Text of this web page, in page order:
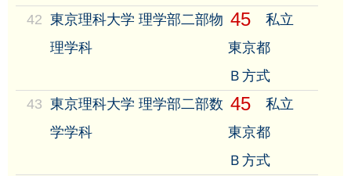
42 東京理科大学 理学部二部物
理学科
45
私立
東京都
Ｂ方式
43 東京理科大学 理学部二部数
学学科
45
私立
東京都
Ｂ方式